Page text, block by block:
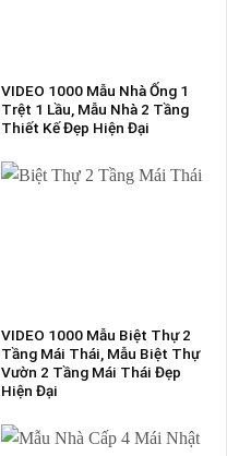
VIDEO 1000 Mẫu Nhà Ống 1
Trệt 1 Lầu, Mẫu Nhà 2 Tầng
Thiết Kế Đẹp Hiện Đại
VIDEO 1000 Mẫu Biệt Thự 2
Tầng Mái Thái, Mẫu Biệt Thự
Vườn 2 Tầng Mái Thái Đẹp
Hiện Đại